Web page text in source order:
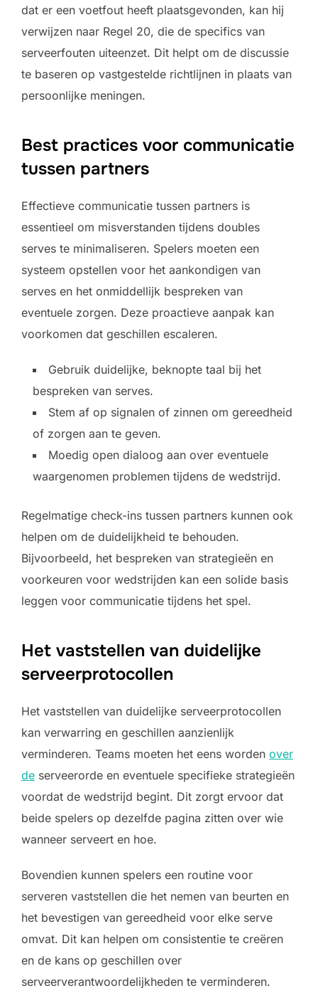
dat er een voetfout heeft plaatsgevonden, kan hij
verwijzen naar Regel 20, die de specifics van
serveerfouten uiteenzet. Dit helpt om de discussie
te baseren op vastgestelde richtlijnen in plaats van
persoonlijke meningen.
Best practices voor communicatie
tussen partners
Effectieve communicatie tussen partners is
essentieel om misverstanden tijdens doubles
serves te minimaliseren. Spelers moeten een
systeem opstellen voor het aankondigen van
serves en het onmiddellijk bespreken van
eventuele zorgen. Deze proactieve aanpak kan
voorkomen dat geschillen escaleren.
Gebruik duidelijke, beknopte taal bij het
bespreken van serves.
Stem af op signalen of zinnen om gereedheid
of zorgen aan te geven.
Moedig open dialoog aan over eventuele
waargenomen problemen tijdens de wedstrijd.
Regelmatige check-ins tussen partners kunnen ook
helpen om de duidelijkheid te behouden.
Bijvoorbeeld, het bespreken van strategieën en
voorkeuren voor wedstrijden kan een solide basis
leggen voor communicatie tijdens het spel.
Het vaststellen van duidelijke
serveerprotocollen
Het vaststellen van duidelijke serveerprotocollen
kan verwarring en geschillen aanzienlijk
verminderen. Teams moeten het eens worden over
de serveerorde en eventuele specifieke strategieën
voordat de wedstrijd begint. Dit zorgt ervoor dat
beide spelers op dezelfde pagina zitten over wie
wanneer serveert en hoe.
Bovendien kunnen spelers een routine voor
serveren vaststellen die het nemen van beurten en
het bevestigen van gereedheid voor elke serve
omvat. Dit kan helpen om consistentie te creëren
en de kans op geschillen over
serveerverantwoordelijkheden te verminderen.